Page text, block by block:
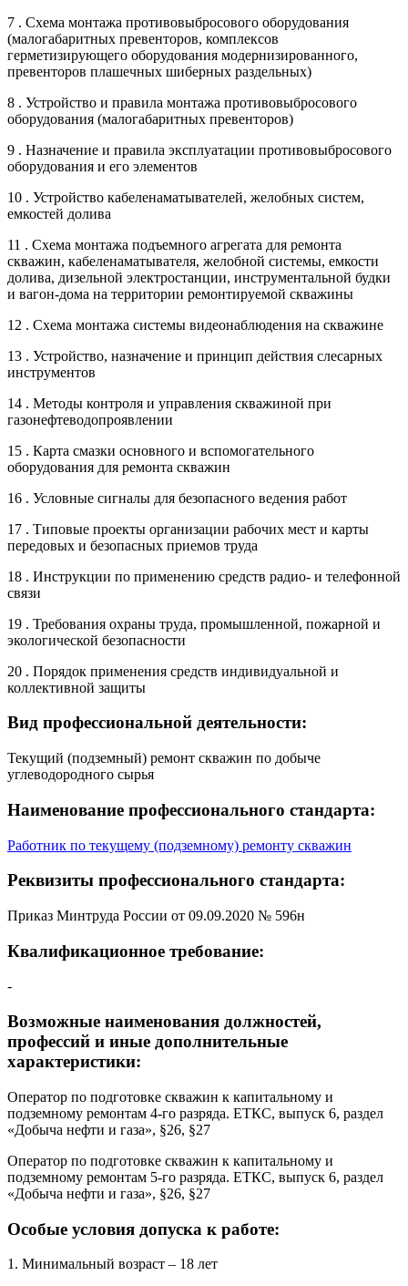
7 . Схема монтажа противовыбросового оборудования
(малогабаритных превенторов, комплексов
герметизирующего оборудования модернизированного,
превенторов плашечных шиберных раздельных)
8 . Устройство и правила монтажа противовыбросового
оборудования (малогабаритных превенторов)
9 . Назначение и правила эксплуатации противовыбросового
оборудования и его элементов
10 . Устройство кабеленаматывателей, желобных систем,
емкостей долива
11 . Схема монтажа подъемного агрегата для ремонта
скважин, кабеленаматывателя, желобной системы, емкости
долива, дизельной электростанции, инструментальной будки
и вагон-дома на территории ремонтируемой скважины
12 . Схема монтажа системы видеонаблюдения на скважине
13 . Устройство, назначение и принцип действия слесарных
инструментов
14 . Методы контроля и управления скважиной при
газонефтеводопроявлении
15 . Карта смазки основного и вспомогательного
оборудования для ремонта скважин
16 . Условные сигналы для безопасного ведения работ
17 . Типовые проекты организации рабочих мест и карты
передовых и безопасных приемов труда
18 . Инструкции по применению средств радио- и телефонной
связи
19 . Требования охраны труда, промышленной, пожарной и
экологической безопасности
20 . Порядок применения средств индивидуальной и
коллективной защиты
Вид профессиональной деятельности:
Текущий (подземный) ремонт скважин по добыче
углеводородного сырья
Наименование профессионального стандарта:
Работник по текущему (подземному) ремонту скважин
Реквизиты профессионального стандарта:
Приказ Минтруда России от 09.09.2020 № 596н
Квалификационное требование:
-
Возможные наименования должностей,
профессий и иные дополнительные
характеристики:
Оператор по подготовке скважин к капитальному и
подземному ремонтам 4-го разряда. ЕТКС, выпуск 6, раздел
«Добыча нефти и газа», §26, §27
Оператор по подготовке скважин к капитальному и
подземному ремонтам 5-го разряда. ЕТКС, выпуск 6, раздел
«Добыча нефти и газа», §26, §27
Особые условия допуска к работе:
1. Минимальный возраст – 18 лет